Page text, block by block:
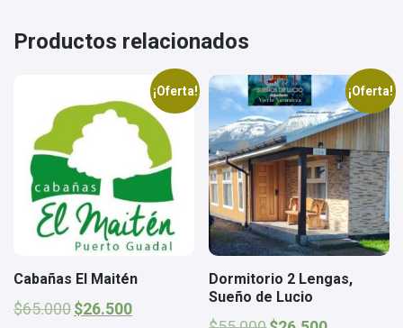
Productos relacionados
¡Oferta!
Cabañas El Maitén
$65.000 El
$26.500El
¡Oferta!
Dormitorio 2 Lengas,
Sueño de Lucio
El
El